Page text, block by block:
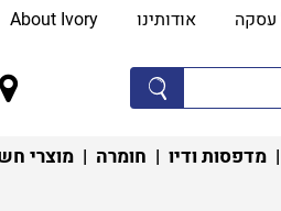
עסקה אודותינו About Ivory
| מדפסות ודיו | חומרה | מוצרי